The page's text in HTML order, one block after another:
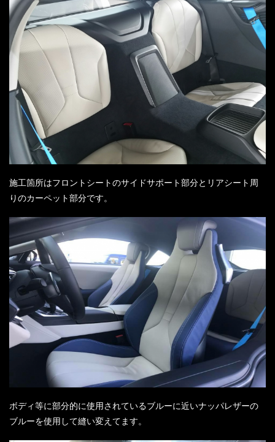
施工箇所はフロントシートのサイドサポート部分とリアシート周
りのカーペット部分です。
ボディ等に部分的に使用されているブルーに近いナッパレザーの
ブルーを使用して縫い変えてます。